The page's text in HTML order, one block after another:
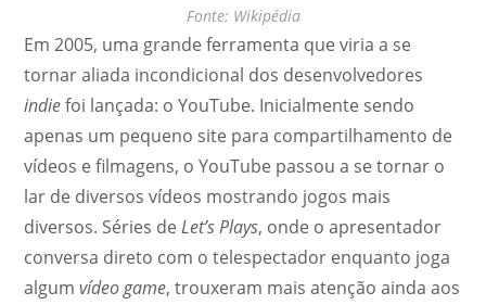
Fonte: Wikipédia
Em 2005, uma grande ferramenta que viria a se
tornar aliada incondicional dos desenvolvedores
indiefoi lançada: o YouTube. Inicialmente sendo
apenas um pequeno site para compartilhamento de
vídeos e filmagens, o YouTube passou a se tornar o
lar de diversos vídeos mostrando jogos mais
diversos. Séries deLet’s Plays, onde o apresentador
conversa direto com o telespectador enquanto joga
algumvídeo game, trouxeram mais atenção ainda aos